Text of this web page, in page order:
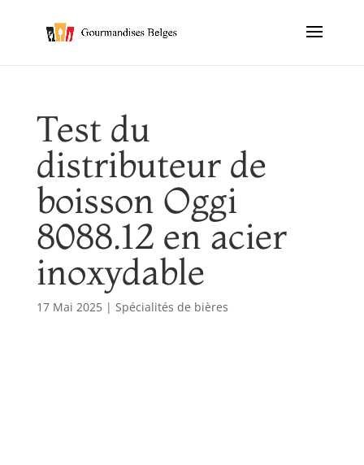
Test du
distributeur de
boisson Oggi
8088.12 en acier
inoxydable
17 Mai 2025| Spécialités de bières